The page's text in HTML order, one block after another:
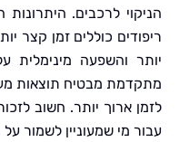
לרכבים. היתרונות הרבים
כוללים זמן קצר יותר
והשפעה מינימלית על
מבטיח תוצאות מעולות
ארוך יותר. חשוב לזכור
מי שמעוניין לשמור על רכבו נקי